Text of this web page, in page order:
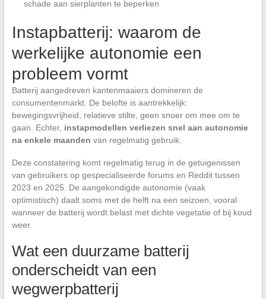
schade aan sierplanten te beperken
Instapbatterij: waarom de
werkelijke autonomie een
probleem vormt
Batterij aangedreven kantenmaaiers domineren de
consumentenmarkt. De belofte is aantrekkelijk:
bewegingsvrijheid, relatieve stilte, geen snoer om mee om te
gaan. Echter, instapmodellen verliezen snel aan autonomie
na enkele maanden van regelmatig gebruik.
Deze constatering komt regelmatig terug in de getuigenissen
van gebruikers op gespecialiseerde forums en Reddit tussen
2023 en 2025. De aangekondigde autonomie (vaak
optimistisch) daalt soms met de helft na een seizoen, vooral
wanneer de batterij wordt belast met dichte vegetatie of bij koud
weer.
Wat een duurzame batterij
onderscheidt van een
wegwerpbatterij